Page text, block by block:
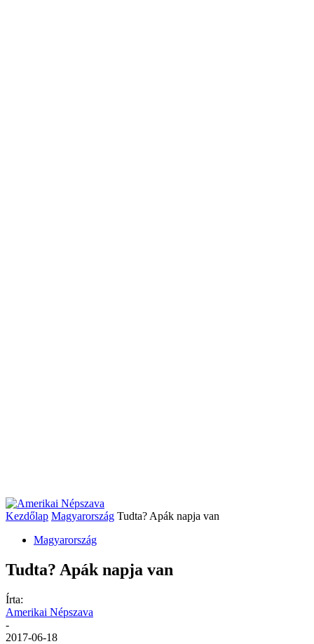
Kezdőlap Magyarország Tudta? Apák napja van
Magyarország
Tudta? Apák napja van
Írta:
Amerikai Népszava
-
2017-06-18